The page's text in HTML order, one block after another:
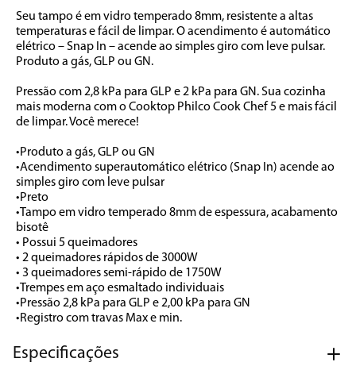
Seu tampo é em vidro temperado 8mm, resistente a altas
temperaturas e fácil de limpar. O acendimento é automático
elétrico – Snap In – acende ao simples giro com leve pulsar.
Produto a gás, GLP ou GN.
Pressão com 2,8 kPa para GLP e 2 kPa para GN. Sua cozinha
mais moderna com o Cooktop Philco Cook Chef 5 e mais fácil
de limpar. Você merece!
•Produto a gás, GLP ou GN
•Acendimento superautomático elétrico (Snap In) acende ao
simples giro com leve pulsar
•Preto
•Tampo em vidro temperado 8mm de espessura, acabamento
bisotê
• Possui 5 queimadores
• 2 queimadores rápidos de 3000W
• 3 queimadores semi-rápido de 1750W
•Trempes em aço esmaltado individuais
•Pressão 2,8 kPa para GLP e 2,00 kPa para GN
•Registro com travas Max e min.
Especificações